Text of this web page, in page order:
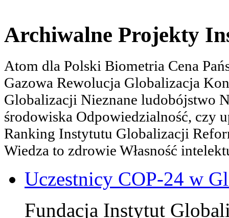
Archiwalne Projekty
Atom dla Polski Biometria Cena
Gazowa Rewolucja Globalizacja
Globalizacji Nieznane ludobójstwo
środowiska Odpowiedzialność, czy
Ranking Instytutu Globalizacji
Wiedza to zdrowie Własność
Uczestnicy COP-24 w
Fundacja Instytut